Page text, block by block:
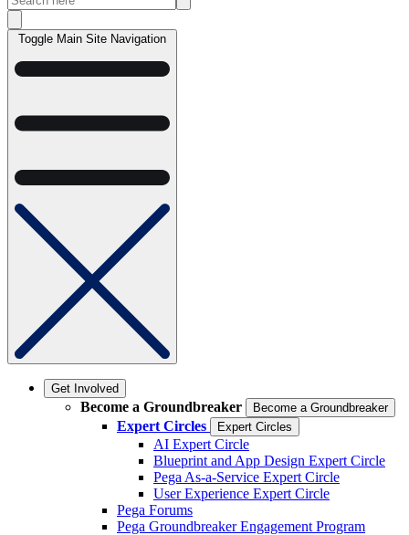
Toggle Main Site Navigation
Get Involved
Become a Groundbreaker Become a Groundbreaker
Expert Circles Expert Circles
AI Expert Circle
Blueprint and App Design Expert Circle
Pega As-a-Service Expert Circle
User Experience Expert Circle
Pega Forums
Pega Groundbreaker Engagement Program